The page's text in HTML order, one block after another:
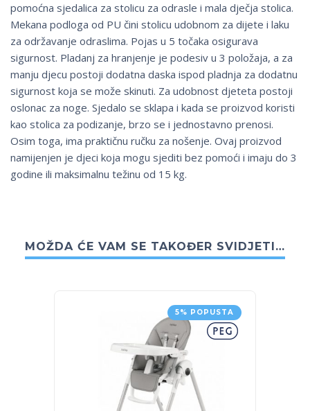
pomoćna sjedalica za stolicu za odrasle i mala dječja stolica.
Mekana podloga od PU čini stolicu udobnom za dijete i laku
za održavanje odraslima. Pojas u 5 točaka osigurava
sigurnost. Pladanj za hranjenje je podesiv u 3 položaja, a za
manju djecu postoji dodatna daska ispod pladnja za dodatnu
sigurnost koja se može skinuti. Za udobnost djeteta postoji
oslonac za noge. Sjedalo se sklapa i kada se proizvod koristi
kao stolica za podizanje, brzo se i jednostavno prenosi.
Osim toga, ima praktičnu ručku za nošenje. Ovaj proizvod
namijenjen je djeci koja mogu sjediti bez pomoći i imaju do 3
godine ili maksimalnu težinu od 15 kg.
MOŽDA ĆE VAM SE TAKOĐER SVIDJETI…
5% POPUSTA